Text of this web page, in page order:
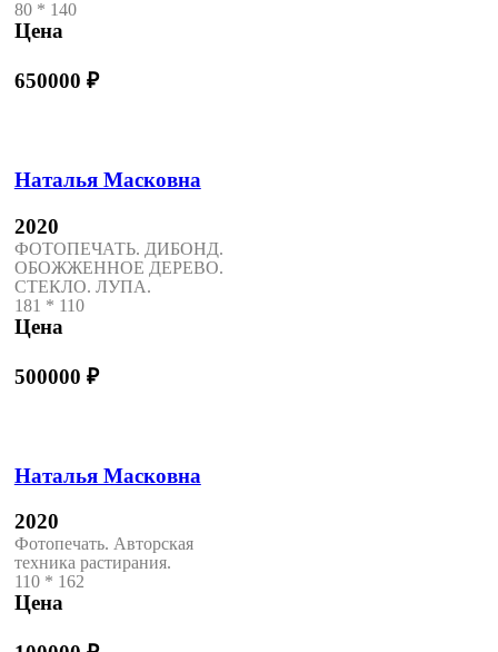
80 * 140
Цена
650000 ₽
Наталья Масковна
2020
ФОТОПЕЧАТЬ. ДИБОНД.
ОБОЖЖЕННОЕ ДЕРЕВО.
СТЕКЛО. ЛУПА.
181 * 110
Цена
500000 ₽
Наталья Масковна
2020
Фотопечать. Авторская
техника растирания.
110 * 162
Цена